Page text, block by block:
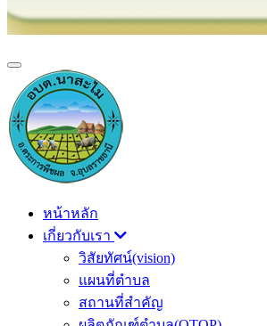
หน้าหลัก
เกี่ยวกับเรา
วิสัยทัศน์(vision)
แผนที่ตำบล
สถานที่สำคัญ